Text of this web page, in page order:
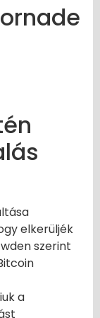
elkerüljék
szerint
a